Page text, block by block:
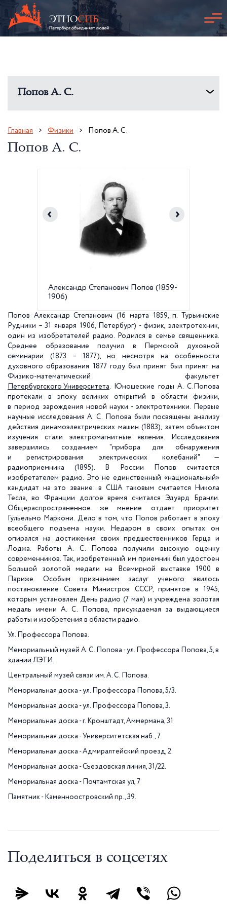
Попов А. С.
Главная Физики Попов А. С.
Попов А. С.
Александр Степанович Попов (1859-
1906)
Попов Александр Степанович (16 марта 1859, п. Турьинские
Рудники – 31 января 1906, Петербург) - физик, электротехник,
один из изобретателей радио. Родился в семье священника.
Среднее образование получил в Пермской духовной
семинарии (1873 – 1877), но несмотря на особенности
духовного образования 1877 году был принят был принят на
Физико-математический факультет
Петербургского Университета. Юношеские годы А. С.Попова
протекали в эпоху великих открытий в области физики,
в период зарождения новой науки - электротехники. Первые
научные исследования А. С. Попова были посвящены анализу
действия динамоэлектрических машин (1883), затем объектом
изучения стали электромагнитные явления. Исследования
завершились созданием "прибора для обнаружения
и регистрирования электрических колебаний" —
радиоприемника (1895). В России Попов считается
изобретателем радио. Это не единственный «национальный»
кандидат на это звание: в США таковым считается Никола
Тесла, во Франции долгое время считался Эдуард Бранли.
Общераспространенное же мнение отдает приоритет
Гульельмо Маркони. Дело в том, что Попов работает в эпоху
всеобщего подъема науки. Недаром в своих опытах он
опирался на достижения своих предшественников Герца и
Лоджа. Работы А. С. Попова получили высокую оценку
современников. Так, изобретенный им приемник был удостоен
Большой золотой медали на Всемирной выставке 1900 в
Париже. Особым признанием заслуг ученого явилось
постановление Совета Министров СССР, принятое в 1945,
которым установлен День радио (7 мая) и учреждена золотая
медаль имени А. С. Попова, присуждаемая за выдающиеся
работы и изобретения в области радио.
Ул. Профессора Попова.
Мемориальный музей А. С. Попова - ул. Профессора Попова, 5, в
здании ЛЭТИ.
Центральный музей связи им. А. С. Попова.
Мемориальная доска - ул. Профессора Попова, 5/3.
Мемориальная доска - ул. Профессора Попова, 3.
Мемориальная доска - г. Кронштадт, Аммермана, 31
Мемориальная доска - Университетская наб., 7.
Мемориальная доска - Адмиралтейский проезд, 2.
Мемориальная доска - Съездовская линия, 31/22.
Мемориальная доска - Почтамтская ул, 7
Памятник - Каменноостровский пр., 39.
Поделиться в соцсетях